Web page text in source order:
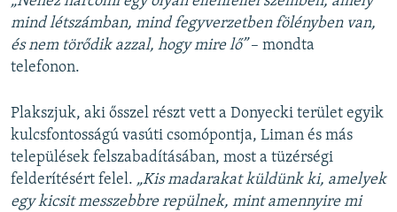
mind létszámban, mind fegyverzetben fölényben van,
és nem törődik azzal, hogy mire lő”– mondta
telefonon.
Plakszjuk, aki ősszel részt vett a Donyecki terület egyik
kulcsfontosságú vasúti csomópontja, Liman és más
települések felszabadításában, most a tüzérségi
felderítésért felel. „Kis madarakat küldünk ki, amelyek
egy kicsit messzebbre repülnek, mint amennyire mi